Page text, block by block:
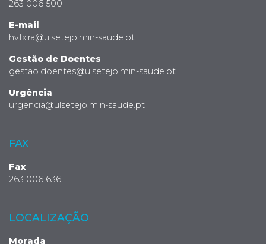
263 006 500
E-mail
hvfxira@ulsetejo.min-saude.pt
Gestão de Doentes
gestao.doentes@ulsetejo.min-saude.pt
Urgência
urgencia@ulsetejo.min-saude.pt
FAX
Fax
263 006 636
LOCALIZAÇÃO
Morada